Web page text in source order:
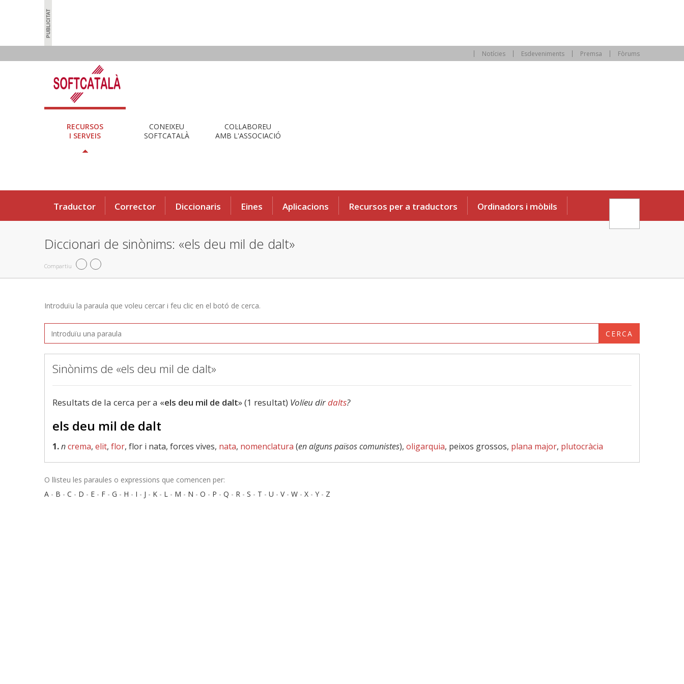
Notícies Esdeveniments Premsa Fòrums
RECURSOS
I SERVEIS
CONEIXEU
SOFTCATALÀ
COL·LABOREU
AMB L'ASSOCIACIÓ
Traductor Corrector Diccionaris Eines Aplicacions Recursos per a traductors Ordinadors i mòbils
Diccionari de sinònims: «els deu mil de dalt»
Compartiu
Introduïu la paraula que voleu cercar i feu clic en el botó de cerca.
CERCA
Sinònims de «els deu mil de dalt»
Resultats de la cerca per a «els deu mil de dalt» (1 resultat) Volíeu dirdalts?
els deu mil de dalt
1.ncrema, elit, flor, flor i nata, forces vives, nata, nomenclatura (en alguns països comunistes), oligarquia, peixos grossos, plana major, plutocràcia
O llisteu les paraules o expressions que comencen per:
A - B - C - D - E - F - G - H - I - J - K - L - M - N - O - P - Q - R - S - T - U - V- W - X - Y - Z